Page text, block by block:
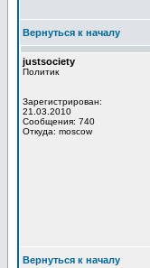
Вернуться к началу
justsociety
Политик
Зарегистрирован:
21.03.2010
Сообщения: 740
Откуда: moscow
Вернуться к началу